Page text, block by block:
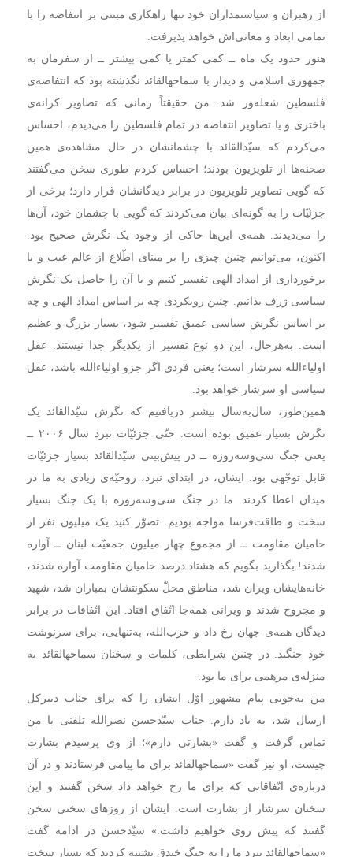
از رهبران و سیاستمداران خود تنها راهکاری مبتنی بر انتفاضه را با
تمامی ابعاد و معانی‌اش خواهد پذیرفت.
هنوز حدود یک ماه ــ کمی کمتر یا کمی بیشتر ــ از سفرمان به
جمهوری اسلامی و دیدار با سماحهالقائد نگذشته بود که انتفاضه‌ی
فلسطین شعله‌ور شد. من حقیقتاً زمانی که تصاویر کرانه‌ی
باختری و یا تصاویر انتفاضه در تمام فلسطین را می‌دیدم، احساس
می‌کردم که سیّدالقائد با چشمانشان در حال مشاهده‌ی همین
صحنه‌ها از تلویزیون بودند؛ احساس کردم طوری سخن می‌گفتند
که گویی تصاویر تلویزیون در برابر دیدگانشان قرار دارد؛ برخی از
جزئیّات را به گونه‌ای بیان می‌کردند که گویی با چشمان خود، آن‌ها
را می‌دیدند. همه‌ی این‌ها حاکی از وجود یک نگرش صحیح بود.
اکنون، می‌توانیم چنین چیزی را بر مبنای اطّلاع از عالم غیب و یا
برخورداری از امداد الهی تفسیر کنیم و یا آن را حاصل یک نگرش
سیاسی ژرف بدانیم. چنین رویکردی چه بر اساس امداد الهی و چه
بر اساس نگرش سیاسی عمیق تفسیر شود، بسیار بزرگ و عظیم
است. به‌هر‌حال، این دو نوع تفسیر از یکدیگر جدا نیستند. عقل
اولیاءالله سرشار است؛ یعنی فردی اگر جزو اولیاءالله باشد، عقل
سیاسی او سرشار خواهد بود.
همین‌طور، سال‌به‌سال بیشتر دریافتیم که نگرش سیّدالقائد یک
نگرش بسیار عمیق بوده است. حتّی جزئیّات نبرد سال ۲۰۰۶ ــ
یعنی جنگ سی‌وسه‌روزه ــ در پیش‌بینی سیّدالقائد بسیار جزئیّات
قابل توجّهی بود. ایشان، در ابتدای نبرد، روحیّه‌ی زیادی به ما در
میدان اعطا کردند. ما در جنگ سی‌وسه‌روزه با یک جنگ بسیار
سخت و طاقت‌فرسا مواجه بودیم. تصوّر کنید یک میلیون نفر از
حامیان مقاومت ــ از مجموع چهار میلیون جمعیّت لبنان ــ آواره
شدند! بگذارید بگویم که هشتاد درصد حامیان مقاومت آواره شدند،
خانه‌هایشان ویران شد، مناطق محلّ سکونتشان بمباران شد، شهید
و مجروح شدند و ویرانی همه‌جا اتّفاق افتاد. این اتّفاقات در برابر
دیدگان همه‌ی جهان رخ داد و حزب‌الله، به‌تنهایی، برای سرنوشت
خود جنگید. در چنین شرایطی، کلمات و سخنان سماحهالقائد به
منزله‌ی مرهمی برای ما بود.
من به‌خوبی پیام مشهور اوّل ایشان را که برای جناب دبیرکل
ارسال شد، به یاد دارم. جناب سیّدحسن نصرالله تلفنی با من
تماس گرفت و گفت «بشارتی دارم»؛ از وی پرسیدم بشارت
چیست، او نیز گفت «سماحهالقائد برای ما پیامی فرستادند و در آن
درباره‌ی اتّفاقاتی که برای ما رخ خواهد داد سخن گفتند و این
سخنان سرشار از بشارت است. ایشان از روزهای سختی سخن
گفتند که پیش روی خواهیم داشت.» سیّدحسن در ادامه گفت
«سماحهالقائد نبرد ما را به جنگ خندق تشبیه کردند که بسیار سخت